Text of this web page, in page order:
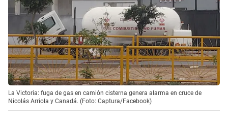
La Victoria: fuga de gas en camión cisterna genera alarma en cruce de
Nicolás Arriola y Canadá. (Foto: Captura/Facebook)